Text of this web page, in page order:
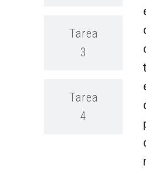
Tarea
3
Tarea
4